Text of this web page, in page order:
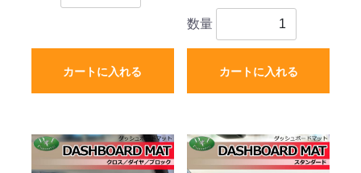
カートに入れる
数量
カートに入れる